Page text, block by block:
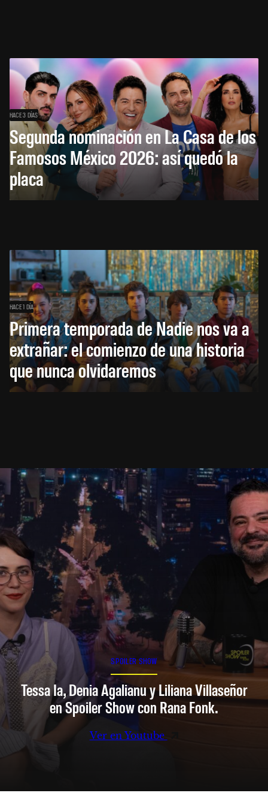
HACE 3 DÍAS
Segunda nominación en La Casa de los
Famosos México 2026: así quedó la
placa
HACE 1 DÍA
Primera temporada de Nadie nos va a
extrañar: el comienzo de una historia
que nunca olvidaremos
SPOILER SHOW
Tessa Ia, Denia Agalianu y Liliana Villaseñor
en Spoiler Show con Rana Fonk.
Ver en Youtube